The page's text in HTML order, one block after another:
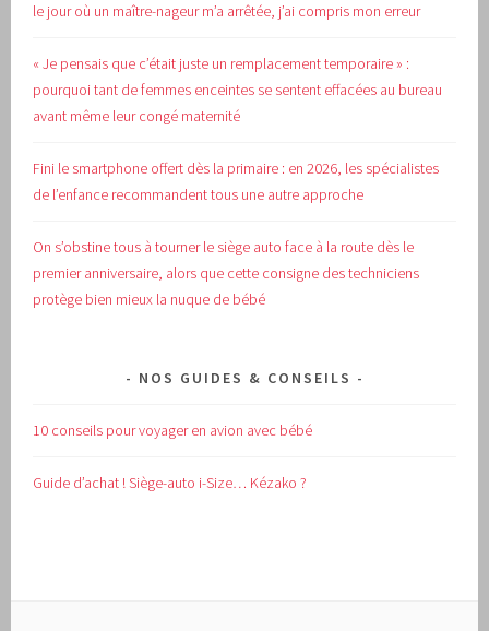
le jour où un maître-nageur m’a arrêtée, j’ai compris mon erreur
« Je pensais que c’était juste un remplacement temporaire » :
pourquoi tant de femmes enceintes se sentent effacées au bureau
avant même leur congé maternité
Fini le smartphone offert dès la primaire : en 2026, les spécialistes
de l’enfance recommandent tous une autre approche
On s’obstine tous à tourner le siège auto face à la route dès le
premier anniversaire, alors que cette consigne des techniciens
protège bien mieux la nuque de bébé
NOS GUIDES & CONSEILS
10 conseils pour voyager en avion avec bébé
Guide d’achat !Siège-auto i-Size… Kézako ?